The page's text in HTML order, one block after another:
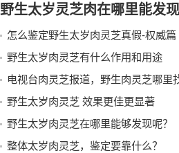
野生太岁灵芝肉在哪里能发现
怎么鉴定野生太岁肉灵芝真假-权威篇
野生太岁肉灵芝有什么作用和用途
电视台肉灵芝报道，野生肉灵芝哪里
野生太岁肉灵芝 效果更佳更显著
野生太岁肉灵芝在哪里能够发现呢？
整体太岁肉灵芝，鉴定要靠什么？